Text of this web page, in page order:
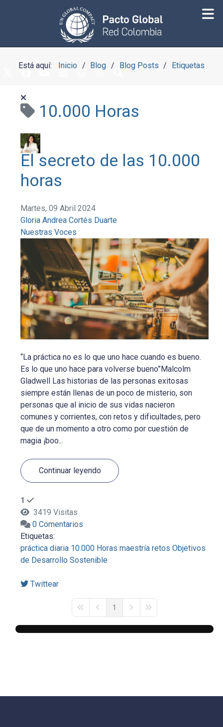
Está aquí: Inicio Blog Blog Posts Etiquetas
10.000 Horas
El secreto de las 10.000
horas
Martes, 09 Abril 2024
Gloria Andrea Cortés Duarte
Nuestras Voces
“La práctica no es lo que uno hace cuando es bueno.
Es lo que uno hace para volverse bueno”Malcolm
Gladwell Las historias de las personas exitosas
siempre están llenas de un poco de misterio, son
personas que al inicio de sus vidas nacieron
comunes y corrientes, con retos y dificultades, pero
que de un momento a otro como por cuestión de
magia ¡boo...
Continuar leyendo
1
3419 Visitas
0 Comentarios
Etiquetas:
práctica diaria 10.000 Horas maestría retos Objetivos
de Desarrollo Sostenible
Twittear
First PagePrevious Page
1
Next PageLast Page